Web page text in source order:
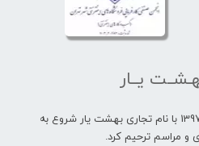
یــار
شرکت آراد باتاب پردیس از سال 1397 با نام تجاری بهشت یار شروع به
و مراسم ترحیم کرد.